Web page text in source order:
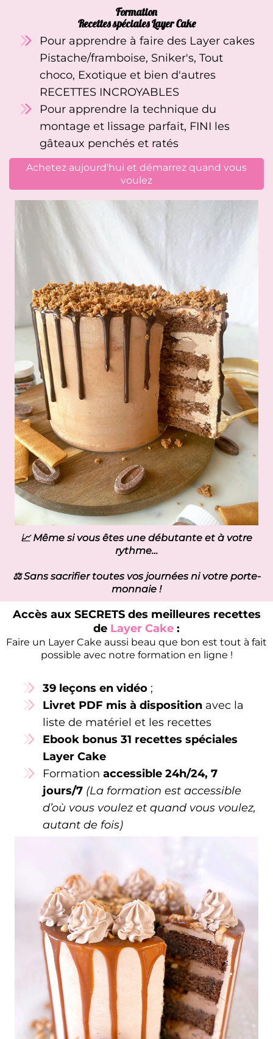
Formation
Recettes spéciales Layer Cake
Pour apprendre à faire des Layer cakes
Pistache/framboise, Sniker's, Tout
choco, Exotique et bien d'autres
RECETTES INCROYABLES
Pour apprendre la technique du
montage et lissage parfait, FINI les
gâteaux penchés et ratés
Achetez aujourd'hui et démarrez quand vous
voulez
📈 Même si vous êtes une débutante et à votre
rythme…
⚖️ Sans sacrifier toutes vos journées ni votre porte-
monnaie !
Accès aux SECRETS des meilleures recettes
de Layer Cake :
Faire un Layer Cake aussi beau que bon est tout à fait
possible avec notre formation en ligne !
39 leçons en vidéo ;
Livret PDF mis à disposition avec la
liste de matériel et les recettes
Ebook bonus 31 recettes spéciales
Layer Cake
Formation accessible 24h/24, 7
jours/7 (La formation est accessible
d’où vous voulez et quand vous voulez,
autant de fois)